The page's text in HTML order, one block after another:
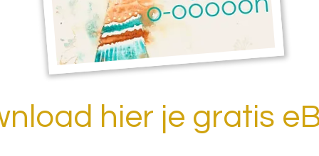
hier je gratis